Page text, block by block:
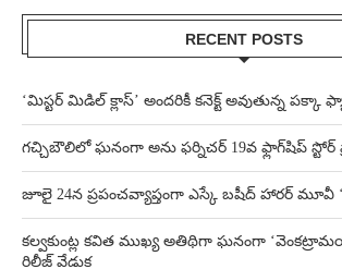
RECENT POSTS
‘మిస్టర్ మిడిల్ క్లాస్’ అందరికీ కనెక్ట్ అవుతున్న
గచ్చిబౌలిలో ఘనంగా అను ఫర్నిచర్ 19వ ఫ్లాగ్‌షిప్ స్టోర్
జూలై 24న ప్రపంచవ్యాప్తంగా ఎస్కే బషీద్‌ హారర్ మూవీ
కల్వకుంట్ల కవిత ముఖ్య అతిథిగా ఘనంగా
రిలీజ్ వేడుక